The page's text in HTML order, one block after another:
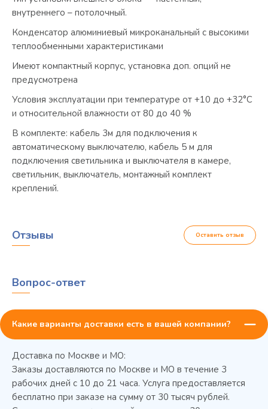
внутреннего – потолочный.
Конденсатор алюминиевый микроканальный с высокими
теплообменными характеристиками
Имеют компактный корпус, установка доп. опций не
предусмотрена
Условия эксплуатации при температуре от +10 до +32°С
и относительной влажности от 80 до 40 %
В комплекте: кабель 3м для подключения к
автоматическому выключателю, кабель 5 м для
подключения светильника и выключателя в камере,
светильник, выключатель, монтажный комплект
креплений.
Отзывы Оставить отзыв
Вопрос-ответ
Какие варианты доставки есть в вашей компании?
Доставка по Москве и МО:
Заказы доставляются по Москве и МО в течение 3
рабочих дней с 10 до 21 часа. Услуга предоставляется
бесплатно при заказе на сумму от 30 тысяч рублей.